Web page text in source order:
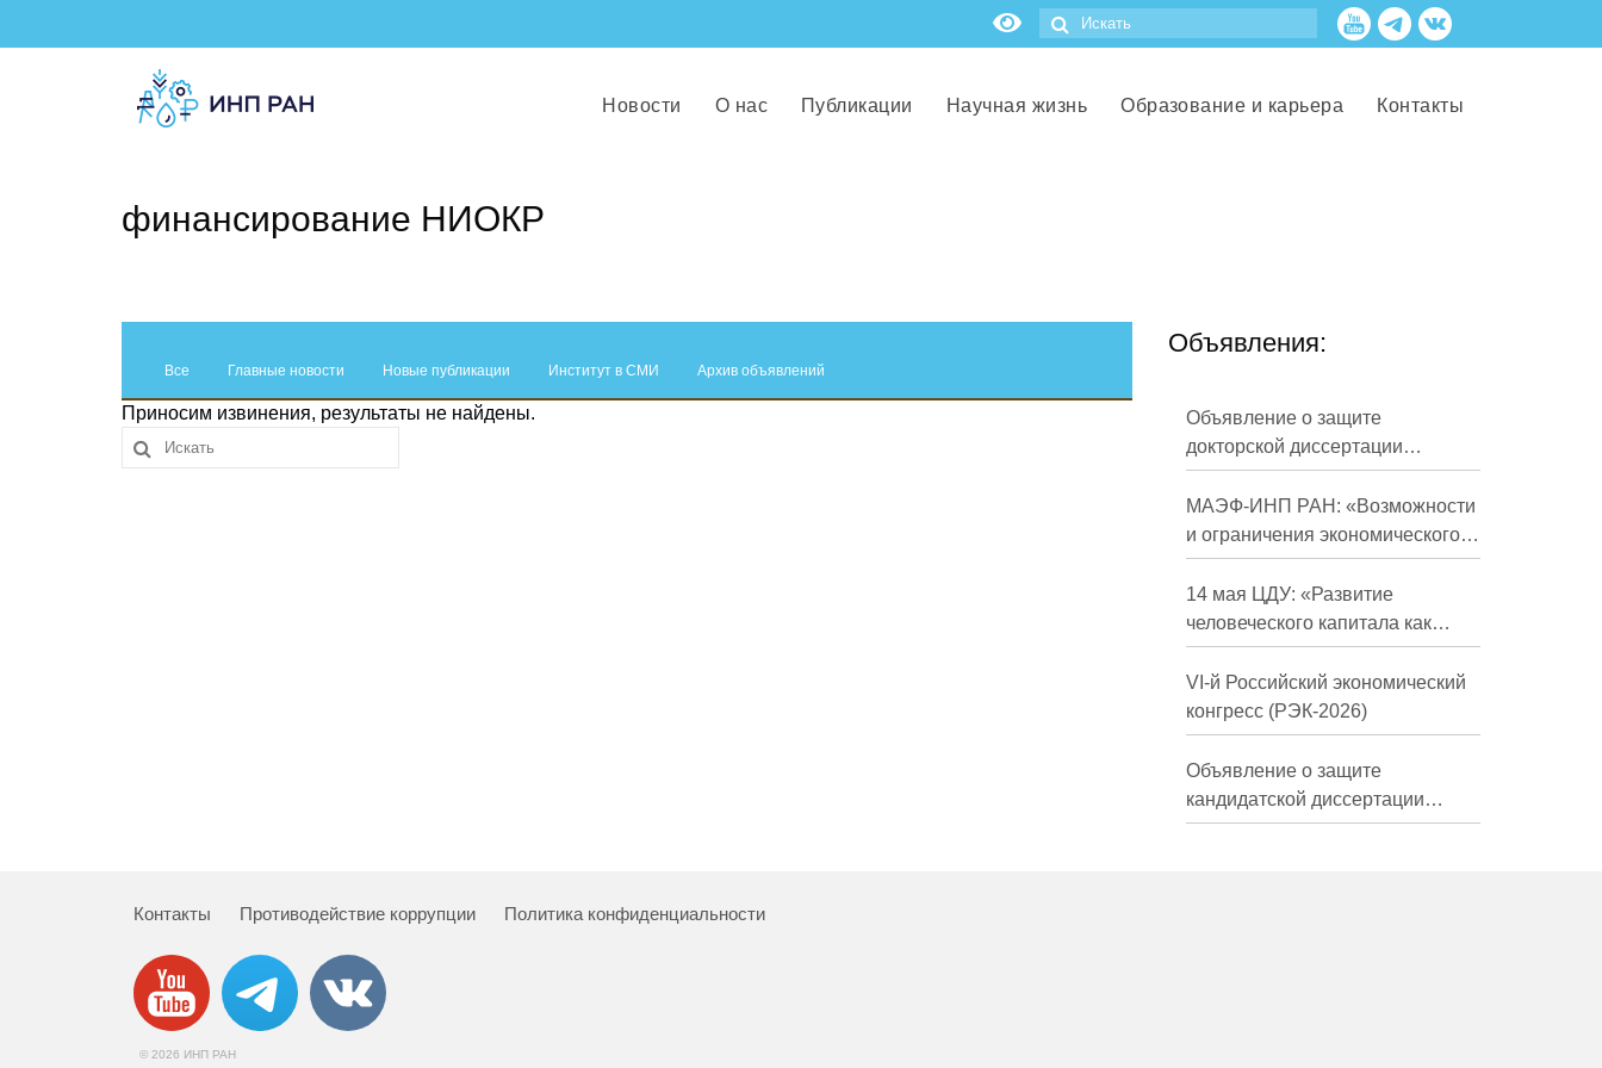
Новости О нас Публикации Научная жизнь Образование и карьера Контакты
финансирование НИОКР
Все Главные новости Новые публикации Институт в СМИ Архив объявлений
Приносим извинения, результаты не найдены.
Объявления:
Объявление о защите
докторской диссертации
Кузнецова Михаила
Евгеньевича
МАЭФ-ИНП РАН: «Возможности
и ограничения экономического
развития России в средне- и
долгосрочной перспективе»
14 мая ЦДУ: «Развитие
человеческого капитала как
фактор экономического роста»
VI-й Российский экономический
конгресс (РЭК-2026)
Объявление о защите
кандидатской диссертации
Трындиной Николь Сергеевны
Контакты Противодействие коррупции Политика конфиденциальности
© 2026 ИНП РАН